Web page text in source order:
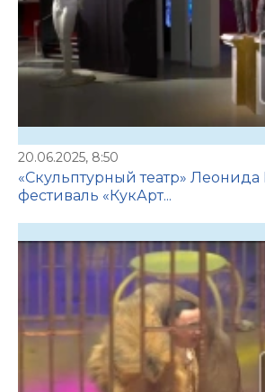
20.06.2025, 8:50
«Скульптурный театр» Леонида
фестиваль «КукАрт...